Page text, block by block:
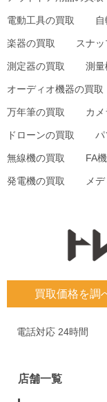
買取価格を調
電話対応 24時間
店舗一覧
電動工具の買取
楽器の買取 スナ
測定器の買取 測量
オーディオ機器の買取
万年筆の買取 カメ
ドローンの買取 パ
無線機の買取 FA
発電機の買取 メ